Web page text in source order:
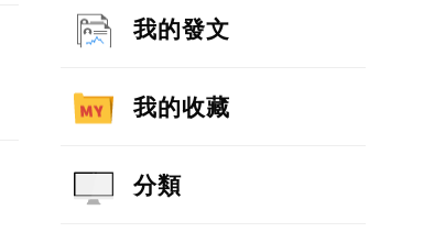
我的發文
我的收藏
分類